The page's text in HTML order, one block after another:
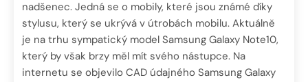
nadšenec. Jedná se o mobily, které jsou známé díky
stylusu, který se ukrývá v útrobách mobilu. Aktuálně
je na trhu sympatický model Samsung Galaxy Note10,
který by však brzy měl mít svého nástupce. Na
internetu se objevilo CAD údajného Samsung Galaxy